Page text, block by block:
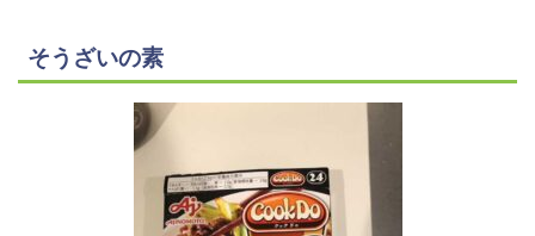
そうざいの素